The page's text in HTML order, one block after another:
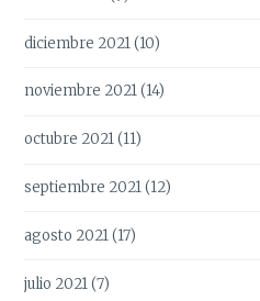
diciembre 2021(10)
noviembre 2021(14)
octubre 2021(11)
septiembre 2021(12)
agosto 2021(17)
julio 2021(7)